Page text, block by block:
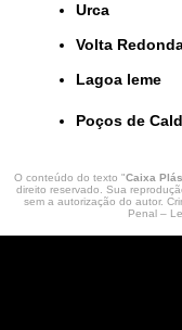
Urca
Volta
lagoa leme
Poços de
O conteúdo do texto "Caixa
direito reservado. Sua
sem a autorização do autor.
Penal –